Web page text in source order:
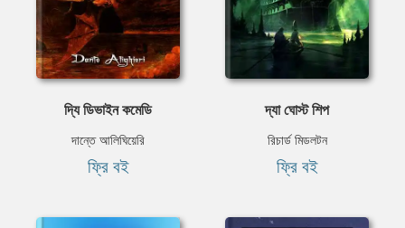
দ্যি ডিভাইন কমেডি
দান্তে আলিঘিয়েরি
ফ্রি বই
দ্যা ঘোস্ট শিপ
রিচার্ড মিডলটন
ফ্রি বই